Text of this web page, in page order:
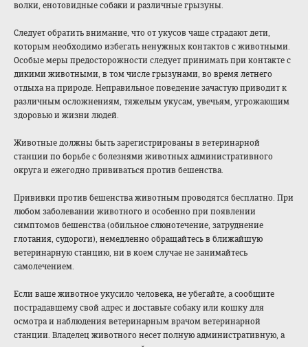
волки, енотовидные собаки и различные грызуны.
Следует обратить внимание, что от укусов чаще страдают дети,
которым необходимо избегать ненужных контактов с животными.
Особые меры предосторожности следует принимать при контакте с
дикими животными, в том числе грызунами, во время летнего
отдыха на природе. Неправильное поведение зачастую приводит к
различным осложнениям, тяжелым укусам, увечьям, угрожающим
здоровью и жизни людей.
Животные должны быть зарегистрированы в ветеринарной
станции по борьбе с болезнями животных административного
округа и ежегодно прививаться против бешенства.
Прививки против бешенства животным проводятся бесплатно. При
любом заболевании животного и особенно при появлении
симптомов бешенства (обильное слюнотечение, затруднение
глотания, судороги), немедленно обращайтесь в ближайшую
ветеринарную станцию, ни в коем случае не занимайтесь
самолечением.
Если ваше животное укусило человека, не убегайте, а сообщите
пострадавшему свой адрес и доставьте собаку или кошку для
осмотра и наблюдения ветеринарным врачом ветеринарной
станции. Владелец животного несет полную административную, а